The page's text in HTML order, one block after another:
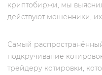
криптобиржи, мы
действуют мошенники,
Самый
подкручивание
трейдеру котировки,